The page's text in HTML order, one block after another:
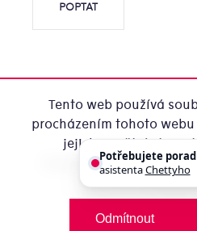
Tento web používá
procházením tohoto
jejich používáním..
Odmítnout
POPTAT
na
Copyright 2026Office
vyhrazena.Upravit
Potřebujete
asistentaChettyho.